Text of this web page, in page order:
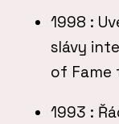
1998 :
slávy
of Fame
1993 :